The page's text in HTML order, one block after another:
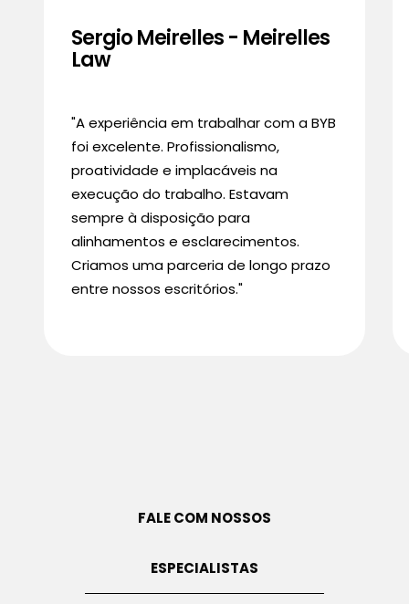
Sergio Meirelles - Meirelles
Law
"A experiência em trabalhar com a BYB
foi excelente. Profissionalismo,
proatividade e implacáveis na
execução do trabalho. Estavam
sempre à disposição para
alinhamentos e esclarecimentos.
Criamos uma parceria de longo prazo
entre nossos escritórios."
FALE COM NOSSOS
ESPECIALISTAS